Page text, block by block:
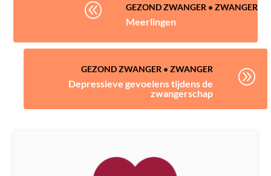
@ GEZOND ZWANGER • ZWANGER
Meerlingen
GEZOND ZWANGER • ZWANGER
Depressieve gevoelens tijdens de
zwangerschap
A